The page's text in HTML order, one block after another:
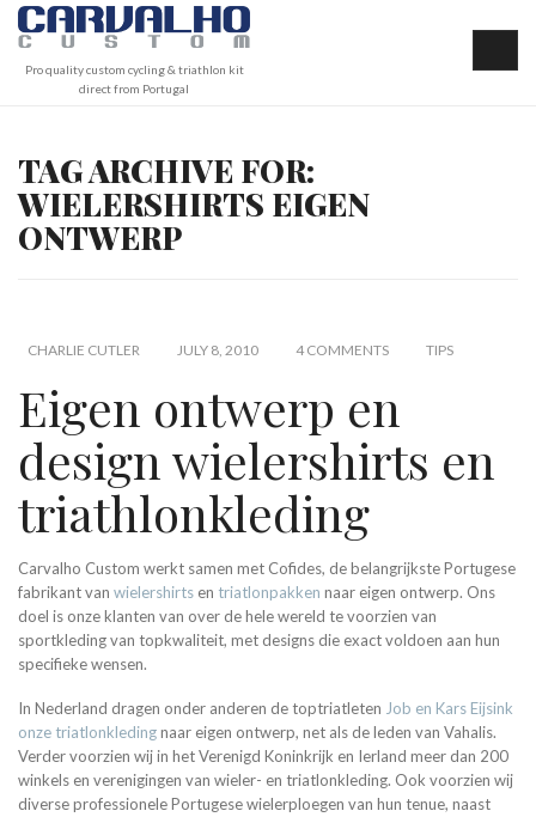
Pro quality custom cycling & triathlon kit
direct from Portugal
TAG ARCHIVE FOR:
WIELERSHIRTS EIGEN
ONTWERP
CHARLIE CUTLER JULY 8, 2010 4 COMMENTS TIPS
Eigen ontwerp en
design wielershirts en
triathlonkleding
Carvalho Custom werkt samen met Cofides, de belangrijkste Portugese
fabrikant van wielershirts en triatlonpakken naar eigen ontwerp. Ons
doel is onze klanten van over de hele wereld te voorzien van
sportkleding van topkwaliteit, met designs die exact voldoen aan hun
specifieke wensen.
In Nederland dragen onder anderen de toptriatleten Job en Kars Eijsink
onze triatlonkledingnaar eigen ontwerp, net als de leden van Vahalis.
Verder voorzien wij in het Verenigd Koninkrijk en Ierland meer dan 200
winkels en verenigingen van wieler- en triatlonkleding. Ook voorzien wij
diverse professionele Portugese wielerploegen van hun tenue, naast